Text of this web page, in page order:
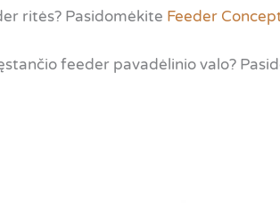
ritės? Pasidomėkite Feeder
feeder pavadėlinio valo?